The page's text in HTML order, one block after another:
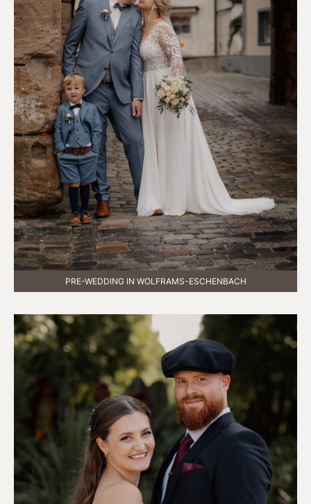
PRE-WEDDING IN WOLFRAMS-ESCHENBACH